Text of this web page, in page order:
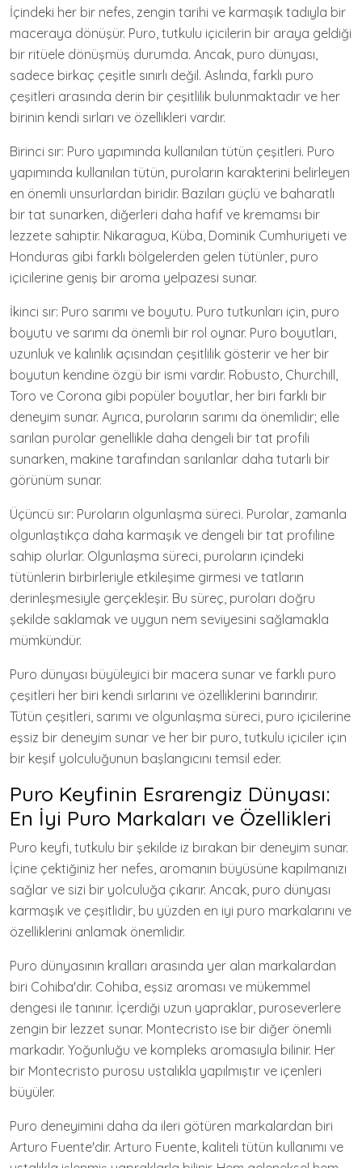
İçindeki her bir nefes, zengin tarihi ve karmaşık tadıyla bir
maceraya dönüşür. Puro, tutkulu içicilerin bir araya geldiği
bir ritüele dönüşmüş durumda. Ancak, puro dünyası,
sadece birkaç çeşitle sınırlı değil. Aslında, farklı puro
çeşitleri arasında derin bir çeşitlilik bulunmaktadır ve her
birinin kendi sırları ve özellikleri vardır.
Birinci sır: Puro yapımında kullanılan tütün çeşitleri. Puro
yapımında kullanılan tütün, puroların karakterini belirleyen
en önemli unsurlardan biridir. Bazıları güçlü ve baharatlı
bir tat sunarken, diğerleri daha hafif ve kremamsı bir
lezzete sahiptir. Nikaragua, Küba, Dominik Cumhuriyeti ve
Honduras gibi farklı bölgelerden gelen tütünler, puro
içicilerine geniş bir aroma yelpazesi sunar.
İkinci sır: Puro sarımı ve boyutu. Puro tutkunları için, puro
boyutu ve sarımı da önemli bir rol oynar. Puro boyutları,
uzunluk ve kalınlık açısından çeşitlilik gösterir ve her bir
boyutun kendine özgü bir ismi vardır. Robusto, Churchill,
Toro ve Corona gibi popüler boyutlar, her biri farklı bir
deneyim sunar. Ayrıca, puroların sarımı da önemlidir; elle
sarılan purolar genellikle daha dengeli bir tat profili
sunarken, makine tarafından sarılanlar daha tutarlı bir
görünüm sunar.
Üçüncü sır: Puroların olgunlaşma süreci. Purolar, zamanla
olgunlaştıkça daha karmaşık ve dengeli bir tat profiline
sahip olurlar. Olgunlaşma süreci, puroların içindeki
tütünlerin birbirleriyle etkileşime girmesi ve tatların
derinleşmesiyle gerçekleşir. Bu süreç, puroları doğru
şekilde saklamak ve uygun nem seviyesini sağlamakla
mümkündür.
Puro dünyası büyüleyici bir macera sunar ve farklı puro
çeşitleri her biri kendi sırlarını ve özelliklerini barındırır.
Tütün çeşitleri, sarımı ve olgunlaşma süreci, puro içicilerine
eşsiz bir deneyim sunar ve her bir puro, tutkulu içiciler için
bir keşif yolculuğunun başlangıcını temsil eder.
Puro Keyfinin Esrarengiz Dünyası:
En İyi Puro Markaları ve Özellikleri
Puro keyfi, tutkulu bir şekilde iz bırakan bir deneyim sunar.
İçine çektiğiniz her nefes, aromanın büyüsüne kapılmanızı
sağlar ve sizi bir yolculuğa çıkarır. Ancak, puro dünyası
karmaşık ve çeşitlidir, bu yüzden en iyi puro markalarını ve
özelliklerini anlamak önemlidir.
Puro dünyasının kralları arasında yer alan markalardan
biri Cohiba'dır. Cohiba, eşsiz aroması ve mükemmel
dengesi ile tanınır. İçerdiği uzun yapraklar, puroseverlere
zengin bir lezzet sunar. Montecristo ise bir diğer önemli
markadır. Yoğunluğu ve kompleks aromasıyla bilinir. Her
bir Montecristo purosu ustalıkla yapılmıştır ve içenleri
büyüler.
Puro deneyimini daha da ileri götüren markalardan biri
Arturo Fuente'dir. Arturo Fuente, kaliteli tütün kullanımı ve